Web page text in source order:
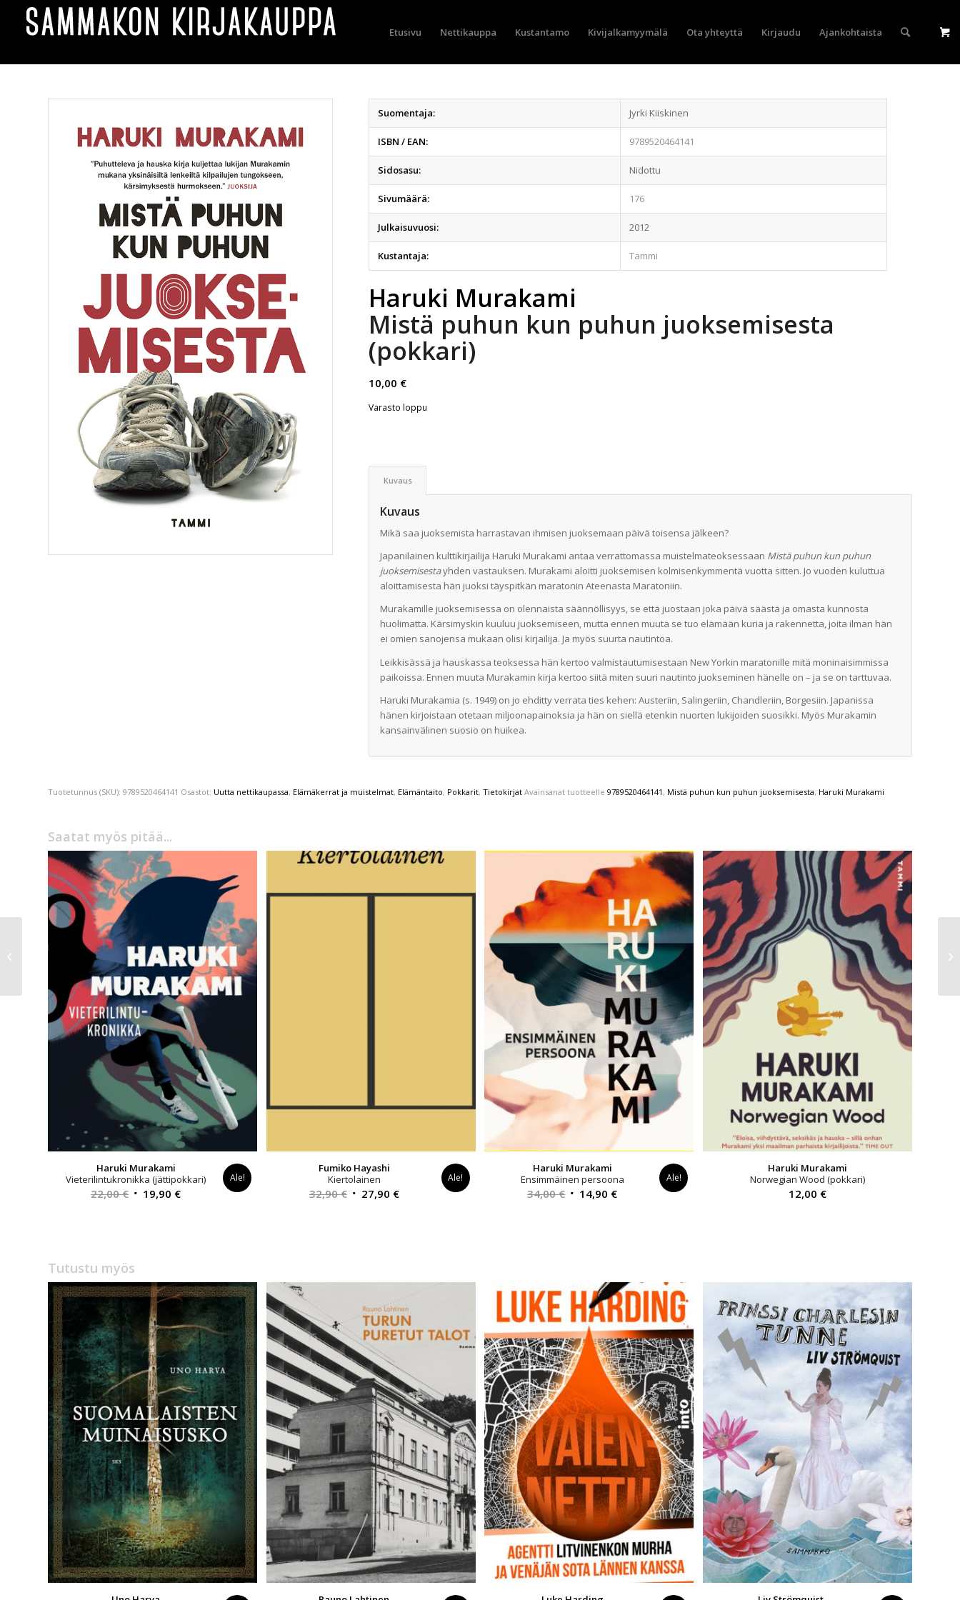
Etusivu Nettikauppa Kustantamo Kivijalkamyymälä Ota yhteyttä Kirjaudu Ajankohtaista
Suomentaja: Jyrki Kiiskinen
ISBN / EAN: 9789520464141
Sidosasu: Nidottu
Sivumäärä: 176
Julkaisuvuosi: 2012
Kustantaja: Tammi
Haruki Murakami
Mistä puhun kun puhun juoksemisesta
(pokkari)
10,00 €
Varasto loppu
Kuvaus
Kuvaus
Mikä saa juoksemista harrastavan ihmisen juoksemaan päivä toisensa jälkeen?
Japanilainen kulttikirjailija Haruki Murakami antaa verrattomassa muistelmateoksessaan Mistä puhun kun puhun
juoksemisestayhden vastauksen. Murakami aloitti juoksemisen kolmisenkymmentä vuotta sitten. Jo vuoden kuluttua
aloittamisesta hän juoksi täyspitkän maratonin Ateenasta Maratoniin.
Murakamille juoksemisessa on olennaista säännöllisyys, se että juostaan joka päivä säästä ja omasta kunnosta
huolimatta. Kärsimyskin kuuluu juoksemiseen, mutta ennen muuta se tuo elämään kuria ja rakennetta, joita ilman hän
ei omien sanojensa mukaan olisi kirjailija. Ja myös suurta nautintoa.
Leikkisässä ja hauskassa teoksessa hän kertoo valmistautumisestaan New Yorkin maratonille mitä moninaisimmissa
paikoissa. Ennen muuta Murakamin kirja kertoo siitä miten suuri nautinto juokseminen hänelle on – ja se on tarttuvaa.
Haruki Murakamia (s. 1949) on jo ehditty verrata ties kehen: Austeriin, Salingeriin, Chandleriin, Borgesiin. Japanissa
hänen kirjoistaan otetaan miljoonapainoksia ja hän on siellä etenkin nuorten lukijoiden suosikki. Myös Murakamin
kansainvälinen suosio on huikea.
Tuotetunnus (SKU): 9789520464141 Osastot: Uutta nettikaupassa, Elämäkerrat ja muistelmat, Elämäntaito, Pokkarit, Tietokirjat Avainsanat tuotteelle 9789520464141 , Mistä puhun kun puhun juoksemisesta, Haruki Murakami
Saatat myös pitää...
Haruki Murakami
Vieterilintukronikka (jättipokkari)
22,00€ Alkuperäinen
19,90 €Nykyinen
Ale!
Fumiko Hayashi
Kiertolainen
32,90€ Alkuperäinen
27,90 €Nykyinen
Ale!
Haruki Murakami
Ensimmäinen persoona
34,00€ Alkuperäinen
14,90 €Nykyinen
Ale!
Haruki Murakami
Norwegian Wood (pokkari)
12,00 €
Tutustu myös
Tommi Kinnunen
Ei kertonut katuvansa